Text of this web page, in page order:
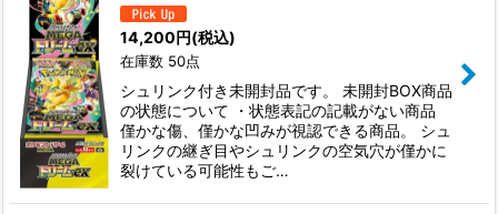
14,200円(税込)
在庫数 50点
シュリンク付き未開封品です。 未開封BOX商品
の状態について ・状態表記の記載がない商品
僅かな傷、僅かな凹みが視認できる商品。 シュ
リンクの継ぎ目やシュリンクの空気穴が僅かに
裂けている可能性もご…